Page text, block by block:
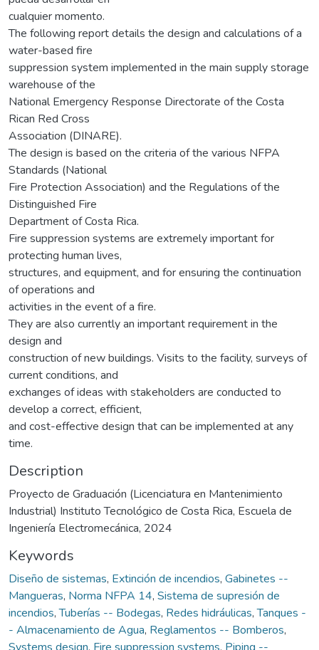
cualquier momento.
The following report details the design and calculations of a
water-based fire
suppression system implemented in the main supply storage
warehouse of the
National Emergency Response Directorate of the Costa
Rican Red Cross
Association (DINARE).
The design is based on the criteria of the various NFPA
Standards (National
Fire Protection Association) and the Regulations of the
Distinguished Fire
Department of Costa Rica.
Fire suppression systems are extremely important for
protecting human lives,
structures, and equipment, and for ensuring the continuation
of operations and
activities in the event of a fire.
They are also currently an important requirement in the
design and
construction of new buildings. Visits to the facility, surveys of
current conditions, and
exchanges of ideas with stakeholders are conducted to
develop a correct, efficient,
and cost-effective design that can be implemented at any
time.
Description
Proyecto de Graduación (Licenciatura en Mantenimiento
Industrial) Instituto Tecnológico de Costa Rica, Escuela de
Ingeniería Electromecánica, 2024
Keywords
Diseño de sistemas, Extinción de incendios, Gabinetes --
Mangueras, Norma NFPA 14, Sistema de supresión de
incendios,Tuberías -- Bodegas, Redes hidráulicas,Tanques -
- Almacenamiento de Agua, Reglamentos -- Bomberos,